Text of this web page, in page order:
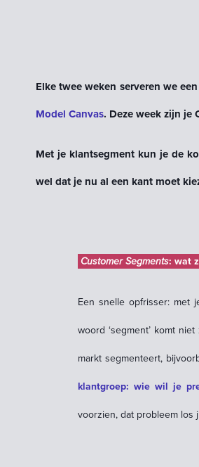
Elke twee weken serveren we
Model Canvas. Deze week zijn je
Met je klantsegment kun je de
wel dat je nu al een kant moet
Customer Segments: wat
Een snelle opfrisser: met
woord ‘segment’ komt
markt segmenteert,
klantgroep: wie wil je
voorzien, dat probleem los